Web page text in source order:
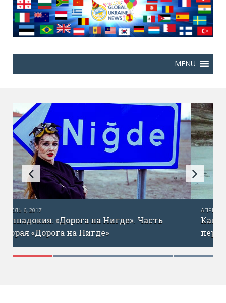
АПРЕЛЬ 1, 2017
Каппадокия — «Страна лошадей». (Часть
первая)